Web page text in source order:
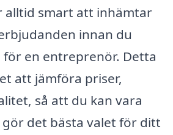
alltid smart att inhämtar
innan du
en entreprenör. Detta
att jämföra priser,
så att du kan vara
det bästa valet för ditt